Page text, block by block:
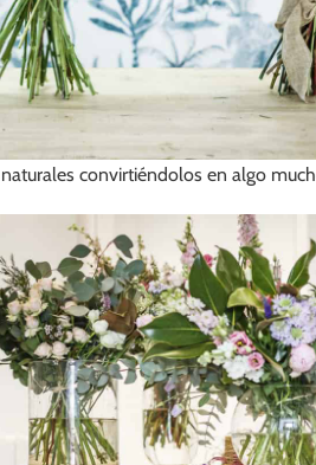
convirtiéndolos en algo